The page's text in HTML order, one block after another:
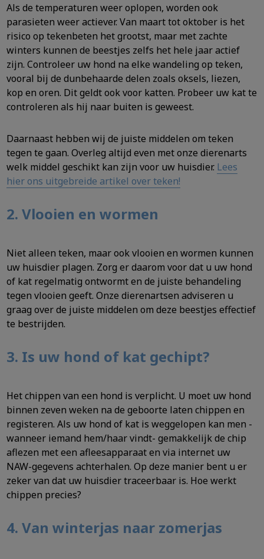
Als de temperaturen weer oplopen, worden ook
parasieten weer actiever. Van maart tot oktober is het
risico op tekenbeten het grootst, maar met zachte
winters kunnen de beestjes zelfs het hele jaar actief
zijn. Controleer uw hond na elke wandeling op teken,
vooral bij de dunbehaarde delen zoals oksels, liezen,
kop en oren. Dit geldt ook voor katten. Probeer uw kat te
controleren als hij naar buiten is geweest.
Daarnaast hebben wij de juiste middelen om teken
tegen te gaan. Overleg altijd even met onze dierenarts
welk middel geschikt kan zijn voor uw huisdier. Lees
hier ons uitgebreide artikel over teken!
2. Vlooien en wormen
Niet alleen teken, maar ook vlooien en wormen kunnen
uw huisdier plagen. Zorg er daarom voor dat u uw hond
of kat regelmatig ontwormt en de juiste behandeling
tegen vlooien geeft. Onze dierenartsen adviseren u
graag over de juiste middelen om deze beestjes effectief
te bestrijden.
3. Is uw hond of kat gechipt?
Het chippen van een hond is verplicht. U moet uw hond
binnen zeven weken na de geboorte laten chippen en
registeren. Als uw hond of kat is weggelopen kan men -
wanneer iemand hem/haar vindt- gemakkelijk de chip
aflezen met een afleesapparaat en via internet uw
NAW-gegevens achterhalen. Op deze manier bent u er
zeker van dat uw huisdier traceerbaar is. Hoe werkt
chippen precies?
4. Van winterjas naar zomerjas